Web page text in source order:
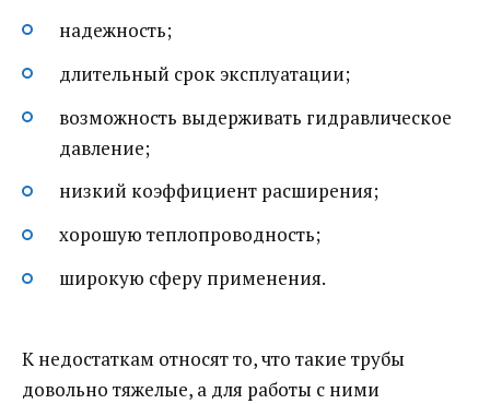
надежность;
длительный срок эксплуатации;
возможность выдерживать гидравлическое
давление;
низкий коэффициент расширения;
хорошую теплопроводность;
широкую сферу применения.
К недостаткам относят то, что такие трубы
довольно тяжелые, а для работы с ними